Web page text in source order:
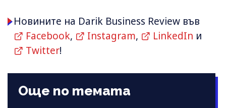
Новините на Darik Business Review във
Facebook, Instagram, LinkedIn и
Twitter!
Още по темата